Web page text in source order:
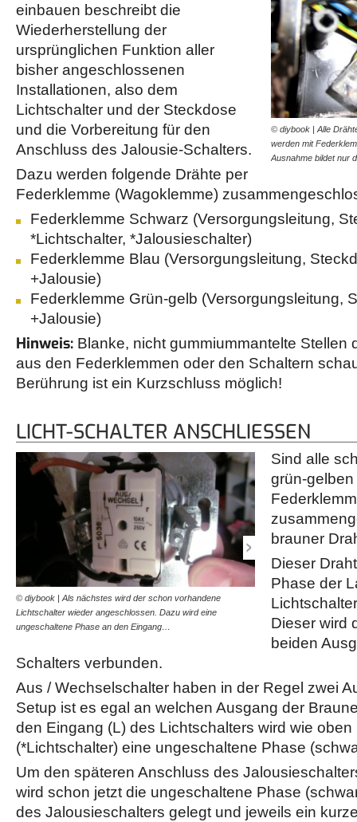
© diybook | Alle
werden mit
Ausnahme bildet nur
einbauen beschreibt die
Wiederherstellung der
ursprünglichen Funktion aller
bisher angeschlossenen
Installationen, also dem
Lichtschalter und der Steckdose
und die Vorbereitung für den
Anschluss des Jalousie-Schalters.
Dazu werden folgende Drähte per
Federklemme (Wagoklemme)
Federklemme Schwarz (Versorgungsleitung,
*Lichtschalter, *Jalousieschalter)
Federklemme Blau (Versorgungsleitung,
+Jalousie)
Federklemme Grün-gelb (Versorgungsleitung,
+Jalousie)
Hinweis: Blanke, nicht gummiummantelte Stellen
aus den Federklemmen oder den Schaltern
Berührung ist ein Kurzschluss möglich!
LICHT-SCHALTER ANSCHLIESSEN
© diybook | Als nächstes wird der schon vorhandene
Lichtschalter wieder angeschlossen. Dazu wird eine
ungeschaltene Phase an den Eingang…
© diybook | Einer der
des…
Sind alle
grün-
brauner
Dieser
Phase der
Dieser wird
beiden
Schalters verbunden.
Aus / Wechselschalter haben in der Regel zwei
Setup ist es egal an welchen Ausgang der
den Eingang (L) des Lichtschalters wird wie
(*Lichtschalter) eine ungeschaltene Phase
Um den späteren Anschluss des
wird schon jetzt die ungeschaltene Phase
des Jalousieschalters gelegt und jeweils ein